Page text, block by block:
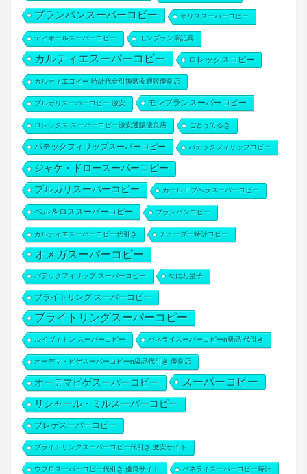
ブランパンスーパーコピー オリススーパーコピー
ディオールスーパーコピー モンブラン筆記具
カルティエスーパーコピー ロレックスコピー
カルティエコピー 時計代金引換激安通販優良店
ブルガリスーパーコピー 激安 モンブランスーパーコピー
ロレックス スーパーコピー激安通販優良店 ごとうてるき
パテックフィリップスーパーコピー パテックフィリップコピー
ジャケ・ドロースーパーコピー
ブルガリスーパーコピー カール F.ブヘラスーパーコピー
ベル＆ロススーパーコピー ブランパンコピー
カルティエスーパーコピー代引き チューダー時計コピー
オメガスーパーコピー
パテックフィリップ スーパーコピー なにわ皇子
ブライトリング スーパーコピー
ブライトリングスーパーコピー
ルイヴィトン スーパーコピー パネライスーパーコピーn級品 代引き
オーデマ・ピゲスーパーコピーn級品代引き 優良店
オーデマピゲスーパーコピー スーパーコピー
リシャール・ミルスーパーコピー
ブレゲスーパーコピー
ブライトリングスーパーコピー代引き 激安サイト
ウブロスーパーコピー代引き 優良サイト パネライスーパーコピー時計